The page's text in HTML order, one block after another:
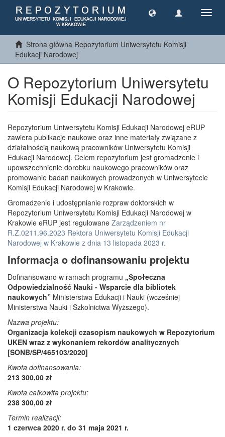
Strona główna Repozytorium Uniwersytetu Komisji
Edukacji Narodowej
O Repozytorium Uniwersytetu
Komisji Edukacji Narodowej
Repozytorium Uniwersytetu Komisji Edukacji Narodowej eRUP
zawiera publikacje naukowe oraz inne materiały związane z
działalnością naukową pracowników Uniwersytetu Komisji
Edukacji Narodowej. Celem repozytorium jest gromadzenie i
upowszechnienie dorobku naukowego pracowników oraz
promowanie badań naukowych prowadzonych w Uniwersytecie
Komisji Edukacji Narodowej w Krakowie.
Gromadzenie i udostępnianie rozpraw doktorskich w
Repozytorium Uniwersytetu Komisji Edukacji Narodowej w
Krakowie eRUP jest regulowane Zarządzeniem nr
R.Z.0211.96.2023 Rektora Uniwersytetu Komisji Edukacji
Narodowej w Krakowie z dnia 13 listopada 2023 r.
Informacja o dofinansowaniu projektu
Dofinansowano w ramach programu „Społeczna
Odpowiedzialność Nauki - Wsparcie dla bibliotek
naukowych” Ministerstwa Edukacji i Nauki (wcześniej
Ministerstwa Nauki i Szkolnictwa Wyższego).
Nazwa projektu:
Organizacja kolekcji czasopism naukowych w Repozytorium
UKEN wraz z wykonaniem rekordów analitycznych
[SONB/SP/465103/2020]
Kwota dofinansowania:
213 300,00 zł
Kwota całkowita projektu:
238 300,00 zł
Termin realizacji:
1 czerwca 2020 r. do 31 maja 2021 r.